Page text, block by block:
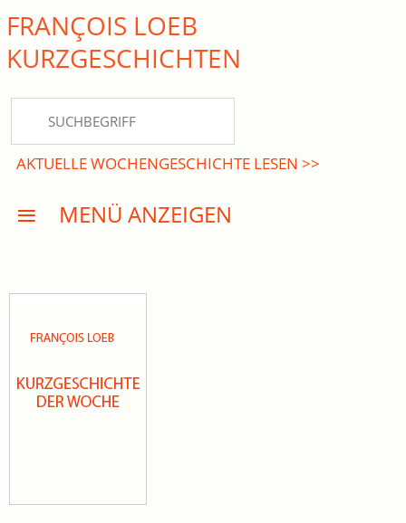
close Submenü
KURZGESCHICHTEN
DREISATZROMANE
PRESSE
FRANÇOIS LOEB
KURZ­GESCHICHTEN
AKTUELLE WOCHENGESCHICHTE LESEN >>
MENÜ ANZEIGEN